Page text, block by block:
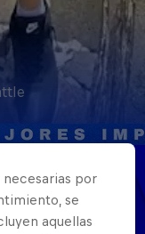
necesarias por
se
aquellas